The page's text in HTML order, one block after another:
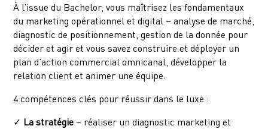
À l’issue du Bachelor, vous maîtrisez les fondamentaux
du marketing opérationnel et digital – analyse de marché,
diagnostic de positionnement, gestion de la donnée pour
décider et agir et vous savez construire et déployer un
plan d’action commercial omnicanal, développer la
relation client et animer une équipe.
4 compétences clés pour réussir dans le luxe :
✓ La stratégie – réaliser un diagnostic marketing et